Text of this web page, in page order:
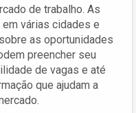
de trabalho. As
várias cidades e
as oportunidades
preencher seu
de vagas e até
que ajudam a